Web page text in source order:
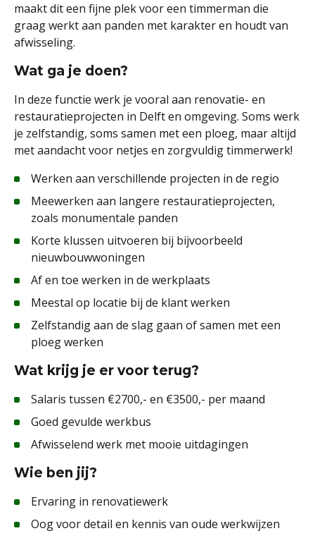
maakt dit een fijne plek voor een timmerman die
graag werkt aan panden met karakter en houdt van
afwisseling.
Wat ga je doen?
In deze functie werk je vooral aan renovatie- en
restauratieprojecten in Delft en omgeving. Soms werk
je zelfstandig, soms samen met een ploeg, maar altijd
met aandacht voor netjes en zorgvuldig timmerwerk!
Werken aan verschillende projecten in de regio
Meewerken aan langere restauratieprojecten,
zoals monumentale panden
Korte klussen uitvoeren bij bijvoorbeeld
nieuwbouwwoningen
Af en toe werken in de werkplaats
Meestal op locatie bij de klant werken
Zelfstandig aan de slag gaan of samen met een
ploeg werken
Wat krijg je er voor terug?
Salaris tussen €2700,- en €3500,- per maand
Goed gevulde werkbus
Afwisselend werk met mooie uitdagingen
Wie ben jij?
Ervaring in renovatiewerk
Oog voor detail en kennis van oude werkwijzen